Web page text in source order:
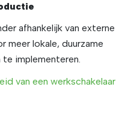
afhankelijk van externe
meer lokale, duurzame
implementeren.
van een werkschakelaar